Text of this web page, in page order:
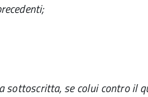
se colui contro il